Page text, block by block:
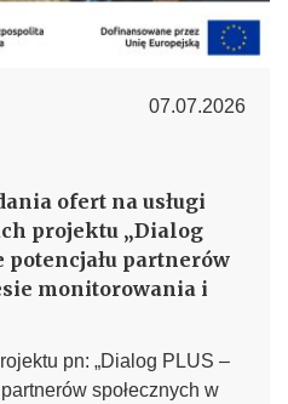
07.07.2026
ofert na usługi
projektu „Dialog
potencjału partnerów
monitorowania i
pn: „Dialog PLUS –
społecznych w